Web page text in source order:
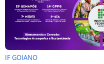
IF GOIANO